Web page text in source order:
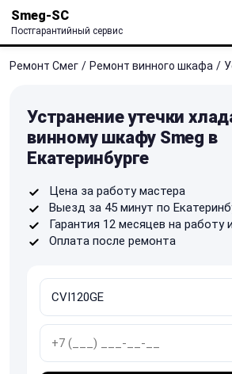
Smeg-SC
Постгарантийный сервис
Ремонт Смег / Ремонт винного шкафа /
Устранение утечки
винному шкафу Smeg в
Екатеринбурге
Цена за работу мастера
Выезд за 45 минут по
Гарантия 12 месяцев на работу
Оплата после ремонта